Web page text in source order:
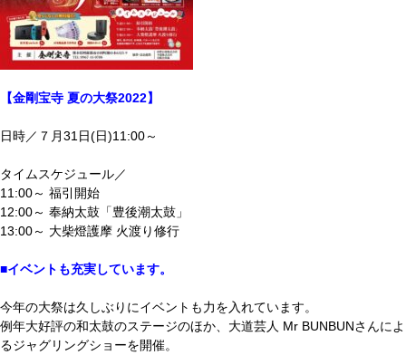
【金剛宝寺 夏の大祭2022】
日時／７月31日(日)11:00～
タイムスケジュール／
11:00～ 福引開始
12:00～ 奉納太鼓「豊後潮太鼓」
13:00～ 大柴燈護摩 火渡り修行
■イベントも充実しています。
今年の大祭は久しぶりにイベントも力を入れています。
例年大好評の和太鼓のステージのほか、大道芸人 Mr BUNBUNさんによ
るジャグリングショーを開催。